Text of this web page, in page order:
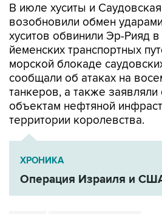
В июле хуситы и
возобновили обмен
хуситов обвинили Эр-Рияд
йеменских транспортных
морской блокаде
сообщали об атаках на
танкеров, а также заявляли
объектам нефтяной
территории королевства.
ХРОНИКА
Операция Израиля и